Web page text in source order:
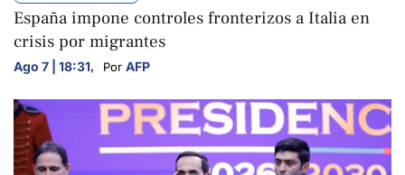
España impone controles fronterizos a Italia en
crisis por migrantes
Ago 7 | 18:31, Por AFP